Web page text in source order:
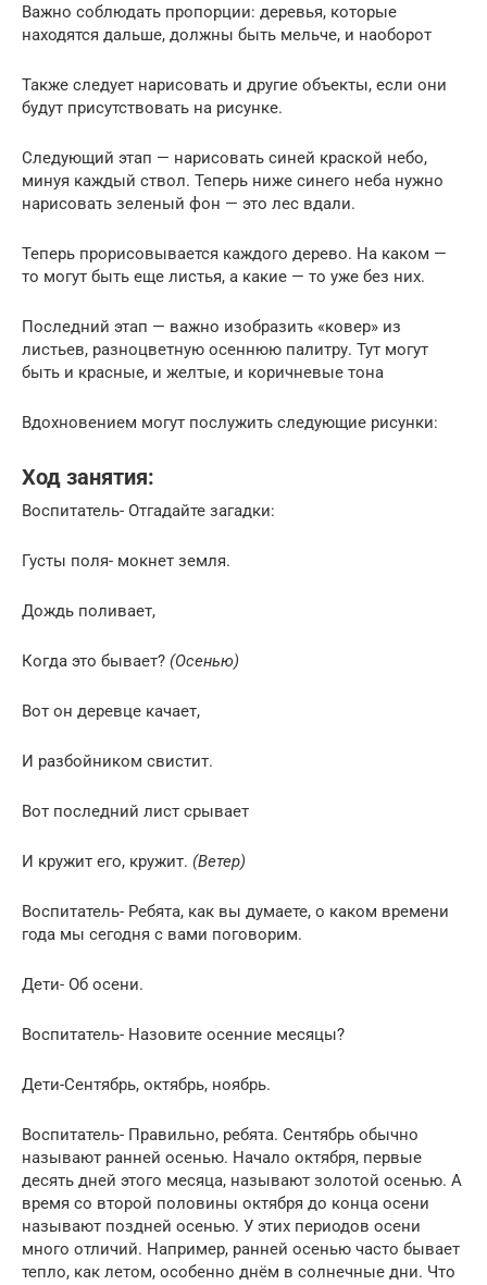
Важно соблюдать пропорции: деревья, которые
находятся дальше, должны быть мельче, и наоборот
Также следует нарисовать и другие объекты, если они
будут присутствовать на рисунке.
Следующий этап — нарисовать синей краской небо,
минуя каждый ствол. Теперь ниже синего неба нужно
нарисовать зеленый фон — это лес вдали.
Теперь прорисовывается каждого дерево. На каком —
то могут быть еще листья, а какие — то уже без них.
Последний этап — важно изобразить «ковер» из
листьев, разноцветную осеннюю палитру. Тут могут
быть и красные, и желтые, и коричневые тона
Вдохновением могут послужить следующие рисунки:
Ход занятия:
Воспитатель- Отгадайте загадки:
Густы поля- мокнет земля.
Дождь поливает,
Когда это бывает? (Осенью)
Вот он деревце качает,
И разбойником свистит.
Вот последний лист срывает
И кружит его, кружит. (Ветер)
Воспитатель- Ребята, как вы думаете, о каком времени
года мы сегодня с вами поговорим.
Дети- Об осени.
Воспитатель- Назовите осенние месяцы?
Дети-Сентябрь, октябрь, ноябрь.
Воспитатель- Правильно, ребята. Сентябрь обычно
называют ранней осенью. Начало октября, первые
десять дней этого месяца, называют золотой осенью. А
время со второй половины октября до конца осени
называют поздней осенью. У этих периодов осени
много отличий. Например, ранней осенью часто бывает
тепло, как летом, особенно днём в солнечные дни. Что